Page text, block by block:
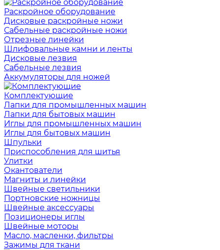
Раскройное оборудование
Дисковые раскройные ножи
Сабельные раскройные ножи
Отрезные линейки
Шлифовальные камни и ленты
Дисковые лезвия
Сабельные лезвия
Аккумуляторы для ножей
Комплектующие
Лапки для промышленных машин
Лапки для бытовых машин
Иглы для промышленных машин
Иглы для бытовых машин
Шпульки
Приспособления для шитья
Улитки
Окантователи
Магниты и линейки
Швейные светильники
Портновские ножницы
Швейные аксессуары
Позиционеры иглы
Швейные моторы
Масло, масленки, фильтры
Зажимы для ткани